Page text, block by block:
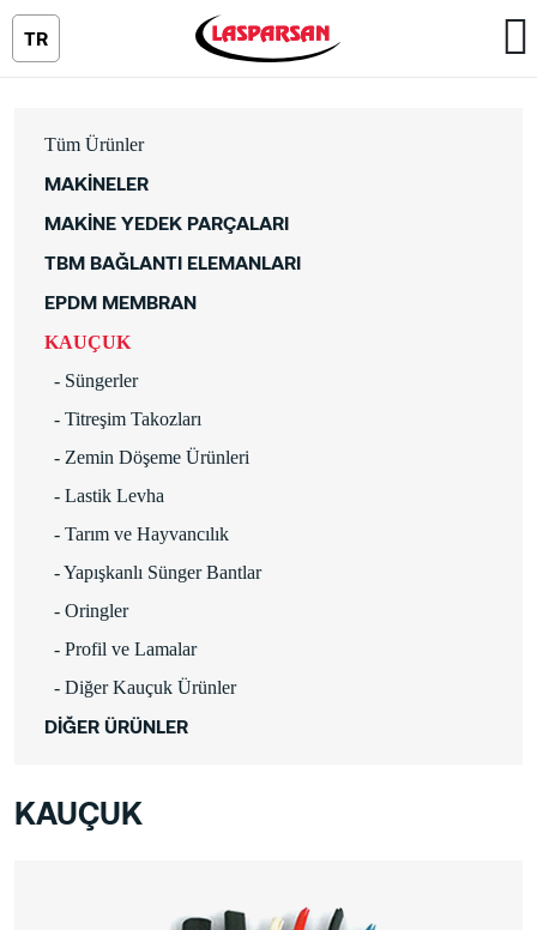
TR
Tüm Ürünler
MAKİNELER
MAKİNE YEDEK PARÇALARI
TBM BAĞLANTI ELEMANLARI
EPDM MEMBRAN
KAUÇUK
- Süngerler
- Titreşim Takozları
- Zemin Döşeme Ürünleri
- Lastik Levha
- Tarım ve Hayvancılık
- Yapışkanlı Sünger Bantlar
- Oringler
- Profil ve Lamalar
- Diğer Kauçuk Ürünler
DİĞER ÜRÜNLER
KAUÇUK